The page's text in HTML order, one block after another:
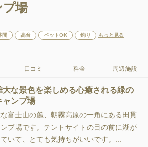
プ場
間 高台 ペットOK 釣り もっと見る
口コミ 料金 周辺施設
な景色を楽しめる心癒される緑の
ャンプ場
富士山の麓、朝霧高原の一角にある田貫
プ場です。テントサイトの目の前に湖が
いて、とても気持ちがいいです。...